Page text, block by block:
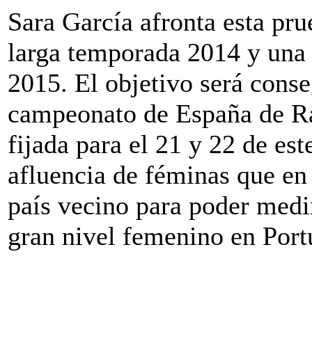
Sara García afronta esta
larga temporada 2014 y
2015. El objetivo será
campeonato de España de
fijada para el 21 y 22 de
afluencia de féminas que
país vecino para poder
gran nivel femenino en